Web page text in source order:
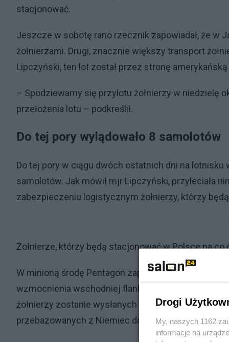
stacjonować.
Jeszcze w sobotę rano rzecznik zapowiadał, że w
żołnierzami. Drugi, znacznie większy transport
Lipczyński, ten lot został przez stronę amerykańską
– Spodziewamy się przylotu żołnierzy w niedzielę
przełożenia lotu – podkreślił.
Do tej pory wylądowało 8 samolotów
Do tej pory w ciągu dwóch ostatnich dni na
samolotów. Jak mówił mjr Lipczyński, przyleciała
zabezpieczeniu logistycznym żołnierzy, którzy
Żołnierze, którzy będą stacjonować w Polsce na
W minioną środę Pentagon zapowiedział czasowe
wzmocnienia wschodniej flanki NATO w związku z
żołnierzy zostanie wysłanych do Polski i Niemiec, z
przebazowanych z Niemiec do Rumunii.
Drogi
My, naszych 1162
informacje na